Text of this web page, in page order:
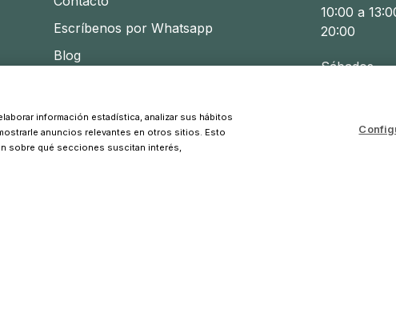
Escríbenos por Whatsapp
Blog
10:00 a
20:00
Sábados
© 2026 Pinpi - Todos los derechos reservados
información estadística, analizar sus hábitos
anuncios relevantes en otros sitios. Esto
sobre qué secciones suscitan interés,